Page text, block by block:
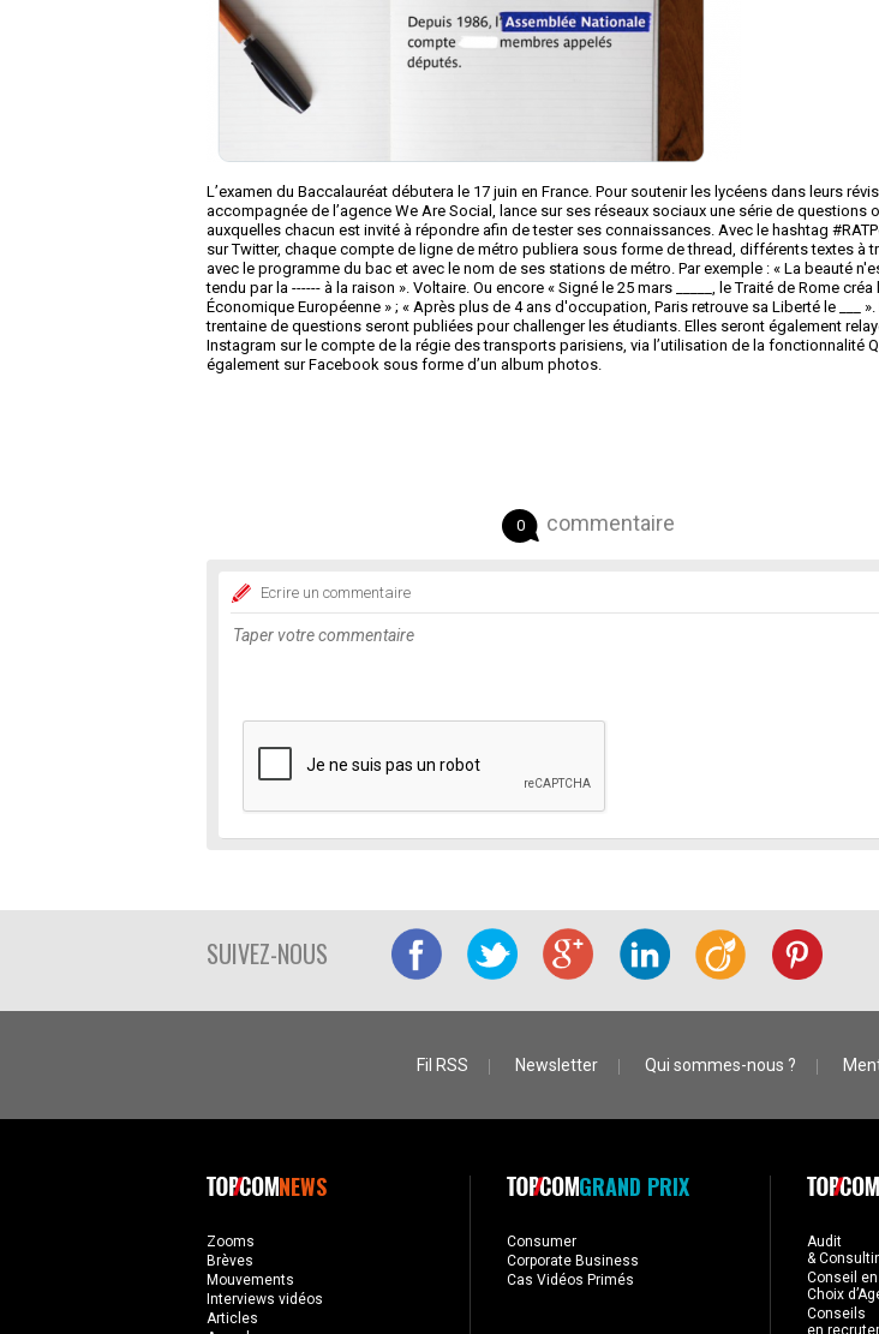
L’examen du Baccalauréat débutera le 17 juin en France. Pour soutenir les lycéens dans leurs
accompagnée de l’agence We Are Social, lance sur ses réseaux sociaux une série de questions
auxquelles chacun est invité à répondre afin de tester ses connaissances. Avec le hashtag
sur Twitter, chaque compte de ligne de métro publiera sous forme de thread, différents textes à
avec le programme du bac et avec le nom de ses stations de métro. Par exemple : « La beauté
tendu par la ------ à la raison ». Voltaire. Ou encore « Signé le 25 mars _____, le Traité de Rome
Économique Européenne » ; « Après plus de 4 ans d'occupation, Paris retrouve sa Liberté le ___ ».
trentaine de questions seront publiées pour challenger les étudiants. Elles seront également
Instagram sur le compte de la régie des transports parisiens, via l’utilisation de la fonctionnalité
également sur Facebook sous forme d’un album photos.
0 commentaire
Ecrire un commentaire
SUIVEZ-NOUS
Fil RSS Newsletter Qui sommes-nous ?
NEWS
Zooms
Brèves
Mouvements
Interviews vidéos
Articles
GRAND PRIX
Consumer
Corporate Business
Cas Vidéos Primés
Audit
&
Conseil en
Choix
Conseils
en